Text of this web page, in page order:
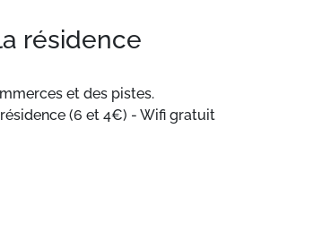
résidence
et des pistes.
(6 et 4€) - Wifi gratuit